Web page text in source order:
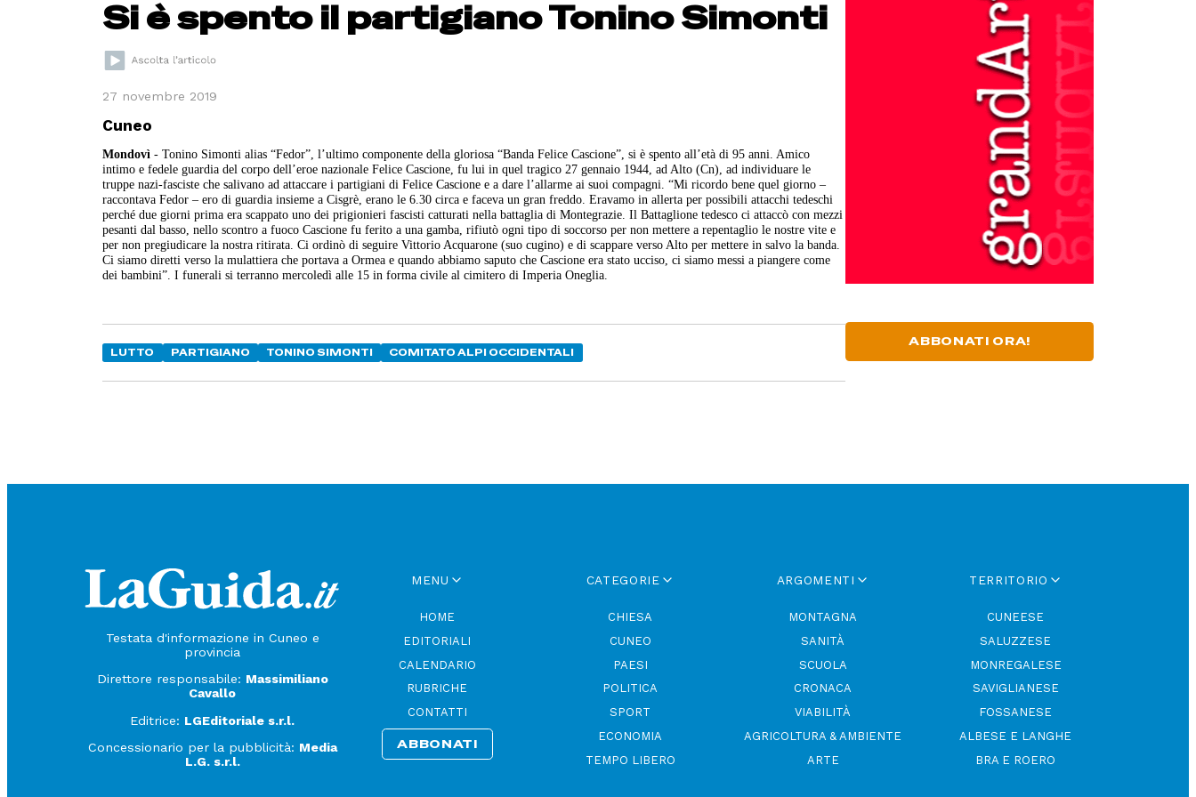
Si è spento il partigiano Tonino Simonti
27 novembre 2019
Cuneo
Mondovì - Tonino Simonti alias “Fedor”, l’ultimo componente della gloriosa “Banda Felice Cascione”, si è spento all’età di 95 anni. Amico
intimo e fedele guardia del corpo dell’eroe nazionale Felice Cascione, fu lui in quel tragico 27 gennaio 1944, ad Alto (Cn), ad individuare le
truppe nazi-fasciste che salivano ad attaccare i partigiani di Felice Cascione e a dare l’allarme ai suoi compagni. “Mi ricordo bene quel giorno –
raccontava Fedor – ero di guardia insieme a Cisgrè, erano le 6.30 circa e faceva un gran freddo. Eravamo in allerta per possibili attacchi tedeschi
perché due giorni prima era scappato uno dei prigionieri fascisti catturati nella battaglia di Montegrazie. Il Battaglione tedesco ci attaccò con mezzi
pesanti dal basso, nello scontro a fuoco Cascione fu ferito a una gamba, rifiutò ogni tipo di soccorso per non mettere a repentaglio le nostre vite e
per non pregiudicare la nostra ritirata. Ci ordinò di seguire Vittorio Acquarone (suo cugino) e di scappare verso Alto per mettere in salvo la banda.
Ci siamo diretti verso la mulattiera che portava a Ormea e quando abbiamo saputo che Cascione era stato ucciso, ci siamo messi a piangere come
dei bambini”. I funerali si terranno mercoledì alle 15 in forma civile al cimitero di Imperia Oneglia.
LUTTO PARTIGIANO TONINO SIMONTI COMITATO ALPI OCCIDENTALI
ABBONATI ORA!
Testata d'informazione in Cuneo e
provincia
Direttore responsabile: Massimiliano
Cavallo
Editrice: LGEditoriale s.r.l.
Concessionario per la pubblicità: Media
L.G. s.r.l.
MENU
HOME
EDITORIALI
CALENDARIO
RUBRICHE
CONTATTI
ABBONATI
CATEGORIE
CHIESA
CUNEO
PAESI
POLITICA
SPORT
ECONOMIA
TEMPO LIBERO
ARGOMENTI
MONTAGNA
SANITÀ
SCUOLA
CRONACA
VIABILITÀ
AGRICOLTURA & AMBIENTE
ARTE
TERRITORIO
CUNEESE
SALUZZESE
MONREGALESE
SAVIGLIANESE
FOSSANESE
ALBESE E LANGHE
BRA E ROERO